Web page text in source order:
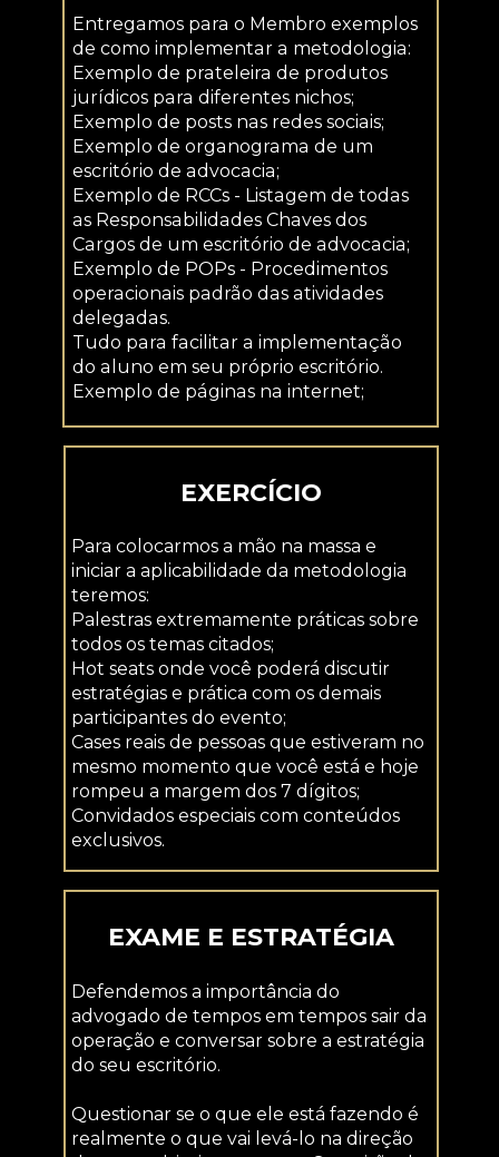
EXERCÍCIO
Entregamos para o Membro exemplos
de como implementar a metodologia:
Exemplo de prateleira de produtos
jurídicos para diferentes nichos;
Exemplo de posts nas redes sociais;
Exemplo de organograma de um
escritório de advocacia;
Exemplo de RCCs - Listagem de todas
as Responsabilidades Chaves dos
Cargos de um escritório de advocacia;
Exemplo de POPs - Procedimentos
operacionais padrão das atividades
delegadas.
Tudo para facilitar a implementação
do aluno em seu próprio escritório.
Exemplo de páginas na internet;
Para colocarmos a mão na massa e
iniciar a aplicabilidade da metodologia
teremos:
Palestras extremamente práticas sobre
todos os temas citados;
Hot seats onde você poderá discutir
estratégias e prática com os demais
participantes do evento;
Cases reais de pessoas que estiveram no
mesmo momento que você está e hoje
rompeu a margem dos 7 dígitos;
Convidados especiais com conteúdos
exclusivos.
EXAME E ESTRATÉGIA
Defendemos a importância do
advogado de tempos em tempos sair da
operação e conversar sobre a estratégia
do seu escritório.
Questionar se o que ele está fazendo é
realmente o que vai levá-lo na direção